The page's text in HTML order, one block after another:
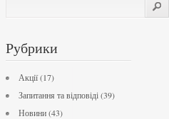
Рубрики
Акції(17)
Запитання та відповіді(39)
Новини(43)